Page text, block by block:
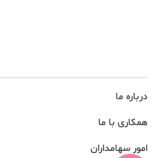
درباره ما
همکاری با ما
امور سهامداران